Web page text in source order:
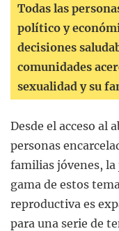
Todas las
político y
decisiones
comunidades
sexualidad y su
Desde el acceso al
personas
familias jóvenes,
gama de estos
reproductiva es
para una serie de